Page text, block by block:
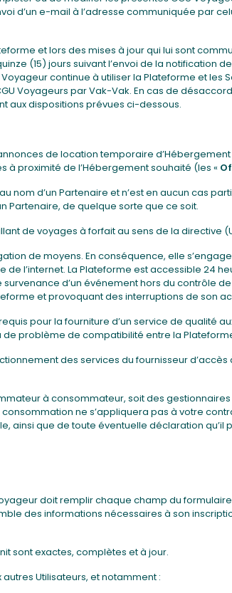
d’un e-mail à l’adresse communiquée par
et lors des mises à jour qui lui sont
(15) jours suivant l’envoi de la notification
continue à utiliser la Plateforme et les
Voyageurs par Vak-Vak. En cas de
aux dispositions prévues ci-dessous.
de location temporaire
proximité de l’Hébergement souhaité (les «
nom d’un Partenaire et n’est en aucun cas
Partenaire, de quelque sorte que ce soit.
de voyages à forfait au sens de la directive
de moyens. En conséquence, elle
l’internet. La Plateforme est accessible 24
survenance d’un événement hors du contrôle
et provoquant des interruptions de son
pour la fourniture d’un service de qualité
problème de compatibilité entre la
des services du fournisseur
à consommateur, soit des
ne s’appliquera pas à votre
ainsi que de toute éventuelle déclaration
doit remplir chaque champ du
des informations nécessaires à son
sont exactes, complètes et à jour.
Utilisateurs, et notamment :